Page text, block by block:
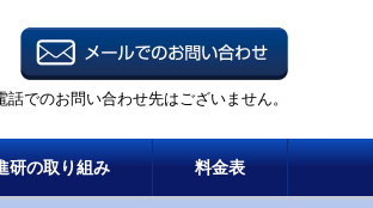
話でのお問い合わせ先はございません。
研の取り組み 料金表